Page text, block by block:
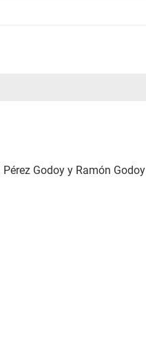
Godoy y Ramón Godoy